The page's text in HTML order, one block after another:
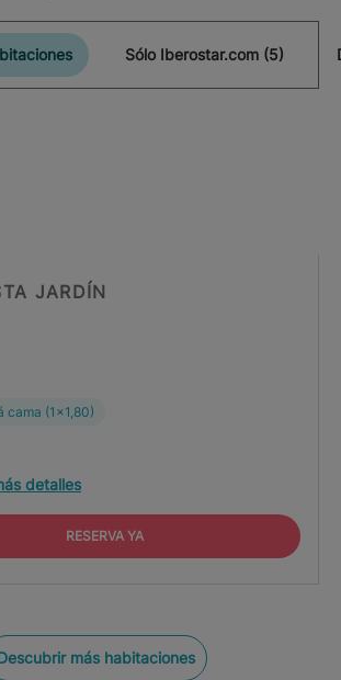
Sólo Iberostar.com (5)
JARDÍN
cama (1x1,80)
detalles
RESERVA YA
más habitaciones